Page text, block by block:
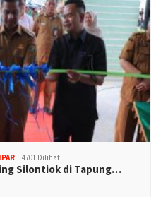
4701 Dilihat
Silontiok di Tapung…